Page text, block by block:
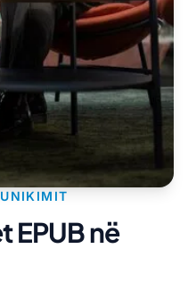
EPUB në